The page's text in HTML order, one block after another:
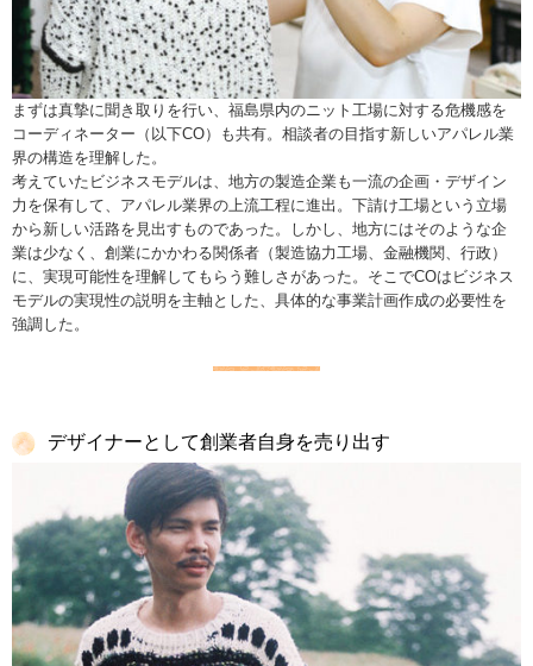
まずは真摯に聞き取りを行い、福島県内のニット工場に対する危機感を
コーディネーター（以下CO）も共有。相談者の目指す新しいアパレル業
界の構造を理解した。
考えていたビジネスモデルは、地方の製造企業も一流の企画・デザイン
力を保有して、アパレル業界の上流工程に進出。下請け工場という立場
から新しい活路を見出すものであった。しかし、地方にはそのような企
業は少なく、創業にかかわる関係者（製造協力工場、金融機関、行政）
に、実現可能性を理解してもらう難しさがあった。そこでCOはビジネス
モデルの実現性の説明を主軸とした、具体的な事業計画作成の必要性を
強調した。
デザイナーとして創業者自身を売り出す